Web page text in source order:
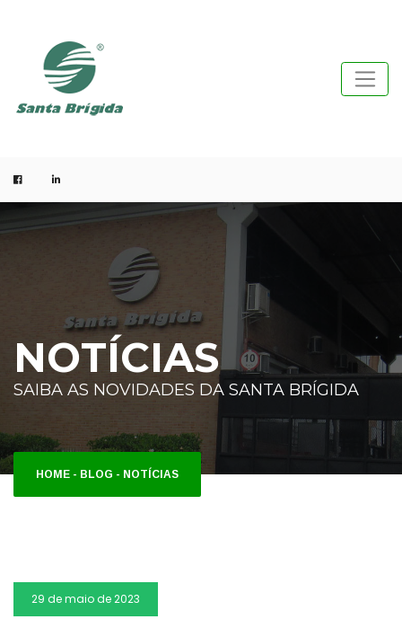
NOTÍCIAS
SAIBA AS NOVIDADES DA SANTA BRÍGIDA
HOME - BLOG - NOTÍCIAS
29 de maio de 2023